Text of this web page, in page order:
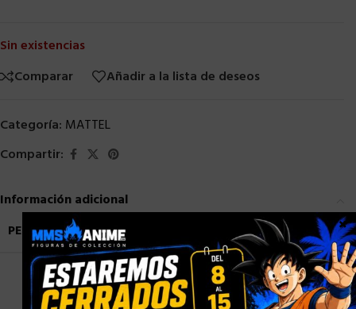
Sin existencias
Comparar
Añadir a la lista de deseos
Categoría: MATTEL
Compartir:
Información adicional
PESO
0,9 kg×